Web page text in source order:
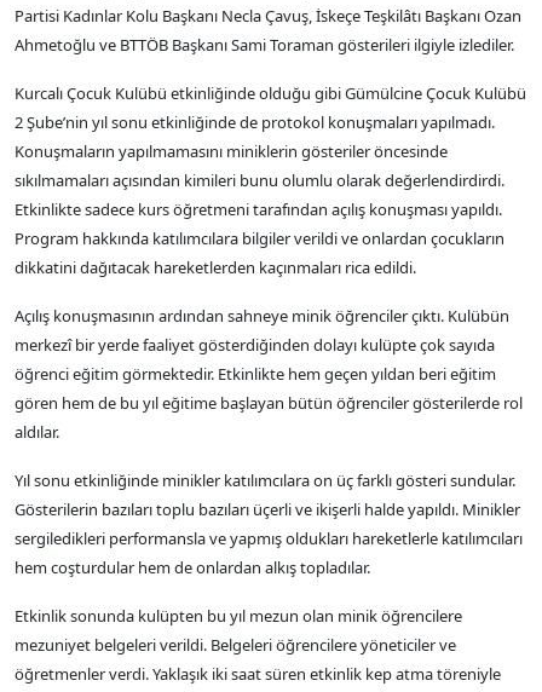
Partisi Kadınlar Kolu Başkanı Necla Çavuş, İskeçe Teşkilâtı Başkanı Ozan
Ahmetoğlu ve BTTÖB Başkanı Sami Toraman gösterileri ilgiyle izlediler.
Kurcalı Çocuk Kulübü etkinliğinde olduğu gibi Gümülcine Çocuk Kulübü
2 Şube’nin yıl sonu etkinliğinde de protokol konuşmaları yapılmadı.
Konuşmaların yapılmamasını miniklerin gösteriler öncesinde
sıkılmamaları açısından kimileri bunu olumlu olarak değerlendirdirdi.
Etkinlikte sadece kurs öğretmeni tarafından açılış konuşması yapıldı.
Program hakkında katılımcılara bilgiler verildi ve onlardan çocukların
dikkatini dağıtacak hareketlerden kaçınmaları rica edildi.
Açılış konuşmasının ardından sahneye minik öğrenciler çıktı. Kulübün
merkezî bir yerde faaliyet gösterdiğinden dolayı kulüpte çok sayıda
öğrenci eğitim görmektedir. Etkinlikte hem geçen yıldan beri eğitim
gören hem de bu yıl eğitime başlayan bütün öğrenciler gösterilerde rol
aldılar.
Yıl sonu etkinliğinde minikler katılımcılara on üç farklı gösteri sundular.
Gösterilerin bazıları toplu bazıları üçerli ve ikişerli halde yapıldı. Minikler
sergiledikleri performansla ve yapmış oldukları hareketlerle katılımcıları
hem coşturdular hem de onlardan alkış topladılar.
Etkinlik sonunda kulüpten bu yıl mezun olan minik öğrencilere
mezuniyet belgeleri verildi. Belgeleri öğrencilere yöneticiler ve
öğretmenler verdi. Yaklaşık iki saat süren etkinlik kep atma töreniyle